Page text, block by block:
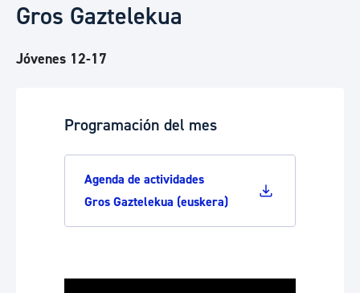
Gros Gaztelekua
Jóvenes 12-17
Programación del mes
Agenda de actividades
Gros Gaztelekua (euskera)